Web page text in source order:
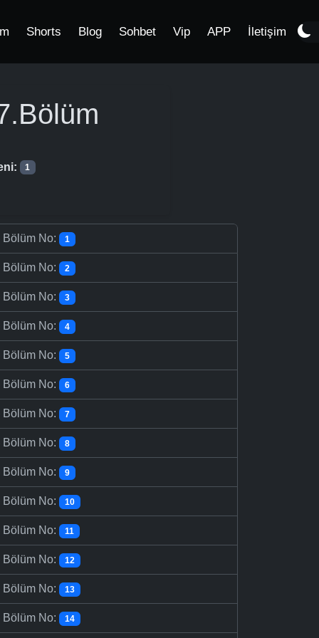
Shorts Blog Sohbet Vip APP İletişim
1
Bölüm No: 1
Bölüm No: 2
Bölüm No: 3
Bölüm No: 4
Bölüm No: 5
Bölüm No: 6
Bölüm No: 7
Bölüm No: 8
Bölüm No: 9
Bölüm No: 10
Bölüm No: 11
Bölüm No: 12
Bölüm No: 13
Bölüm No: 14